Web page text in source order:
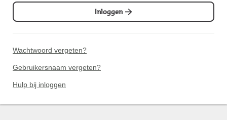
Inloggen
Wachtwoord vergeten?
Gebruikersnaam vergeten?
Hulp bij inloggen